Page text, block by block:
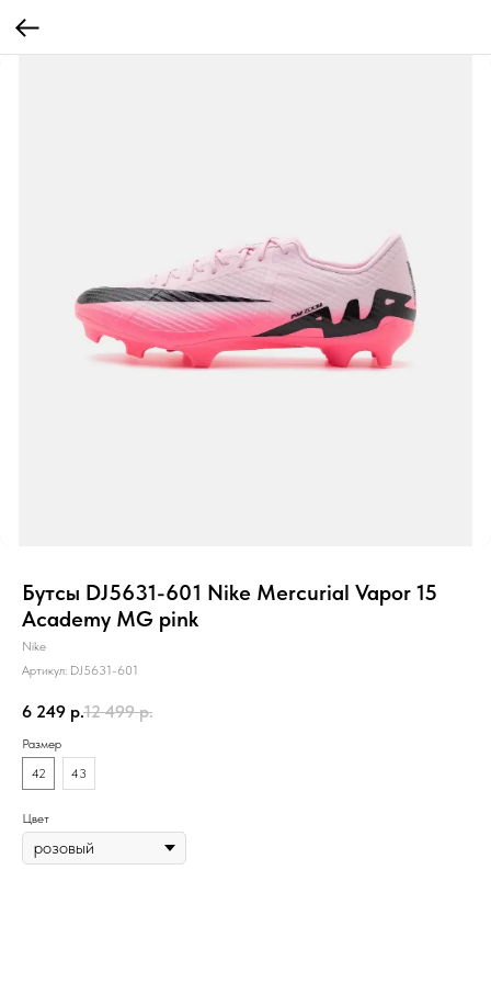
Бутсы DJ5631-601 Nike Mercurial Vapor 15
Academy MG pink
Nike
Артикул: DJ5631-601
6 249 р.12 499 р.
Размер
42
43
Цвет